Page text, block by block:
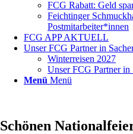
FCG Rabatt: Geld
Feichtinger
Postmitarbeiter*innen
FCG APP AKTUELL
Unser FCG Partner in
Winterreisen 2027
Unser FCG Partner in
Menü Menü
Schönen